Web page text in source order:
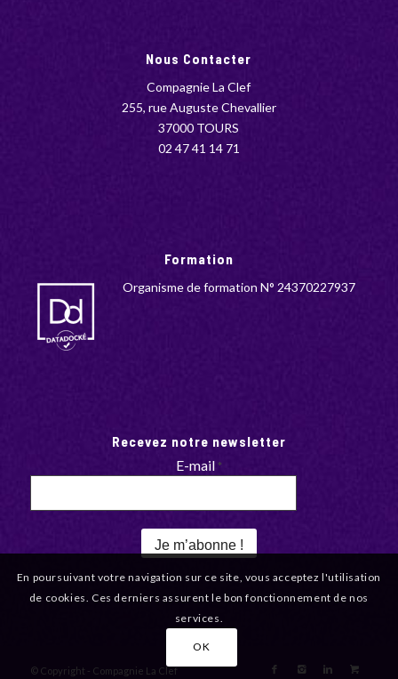
Nous Contacter
Compagnie La Clef
255, rue Auguste Chevallier
37000 TOURS
02 47 41 14 71
Formation
Organisme de formation N° 24370227937
Recevez notre newsletter
E-mail*
© Copyright - Compagnie La Clef
En poursuivant votre navigation sur ce site, vous acceptez l'utilisation
de cookies. Ces derniers assurent le bon fonctionnement de nos
services.
OK